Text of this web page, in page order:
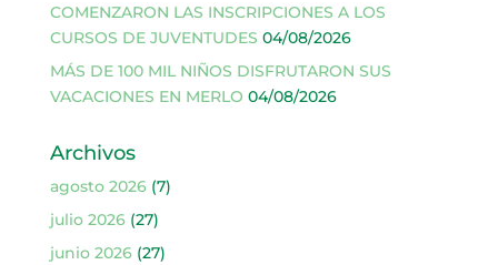
COMENZARON LAS INSCRIPCIONES A LOS
CURSOS DE JUVENTUDES 04/08/2026
MÁS DE 100 MIL NIÑOS DISFRUTARON SUS
VACACIONES EN MERLO 04/08/2026
Archivos
agosto 2026(7)
julio 2026(27)
junio 2026(27)